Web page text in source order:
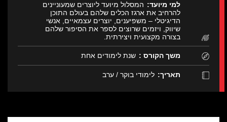
למי מיועד: המסלול מיועד ליוצרים שמעוניינים
להרחיב את ארגז הכלים שלהם בעולם התוכן
הדיגיטלי – משפיענים, יוצרים עצמאיים, אנשי
שיווק, ויזמים שרוצים לספר את הסיפור שלהם
בצורה מקצועית ויצירתית.
משך הקורס : שנת לימודים אחת
תאריך: לימודי בוקר / ערב